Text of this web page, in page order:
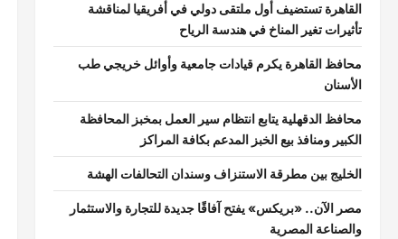
القاهرة تستضيف أول ملتقى دولي في أفريقيا لمناقشة
تأثيرات تغير المناخ في هندسة الرياح
محافظ القاهرة يكرم قيادات جامعية وأوائل خريجي طب
الأسنان
محافظ الدقهلية يتابع انتظام سير العمل بمخبز المحافظة
الكبير ومنافذ بيع الخبز المدعم بكافة المراكز
الخليج بين مطرقة الاستنزاف وسندان التحالفات الهشة
مصر الآن.. «بريكس» يفتح آفاقًا جديدة للتجارة والاستثمار
والصناعة المصرية